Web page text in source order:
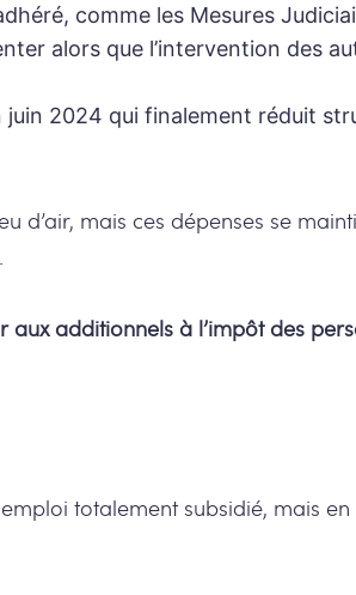
comme les Mesures
alors que l’intervention des
2024 qui finalement réduit
d’air, mais ces dépenses se
additionnels à l’impôt des
totalement subsidié, mais en